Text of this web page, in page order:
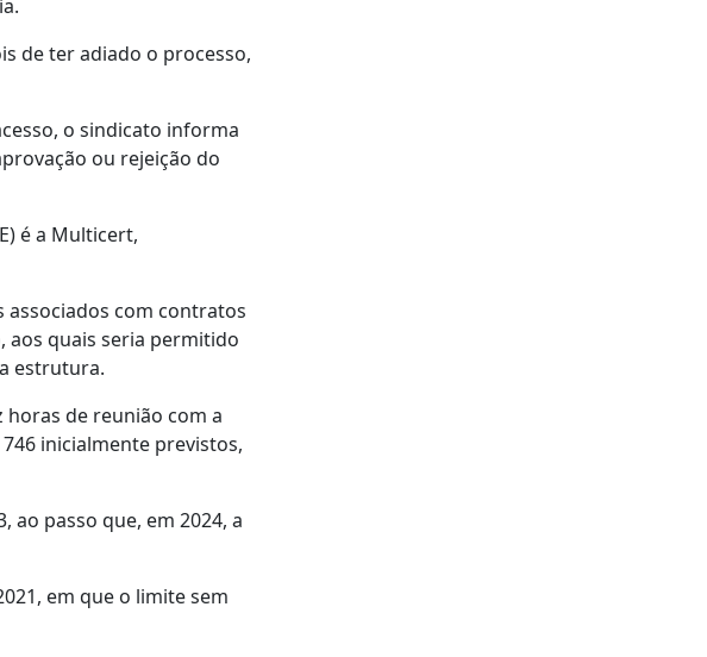
de ter adiado o processo,
o sindicato informa
ou rejeição do
é a Multicert,
associados com contratos
quais seria permitido
estrutura.
horas de reunião com a
inicialmente previstos,
ao passo que, em 2024, a
em que o limite sem